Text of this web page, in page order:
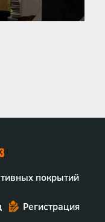
покрытий
Регистрация